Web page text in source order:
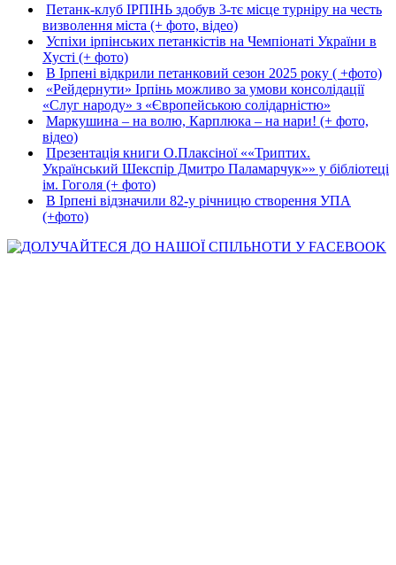
Петанк-клуб ІРПІНЬ здобув 3-тє місце турніру на честь
визволення міста (+ фото, відео)
Успіхи ірпінських петанкістів на Чемпіонаті України в
Хусті (+ фото)
В Ірпені відкрили петанковий сезон 2025 року ( +фото)
«Рейдернути» Ірпінь можливо за умови консолідації
«Слуг народу» з «Європейською солідарністю»
Маркушина – на волю, Карплюка – на нари! (+ фото,
відео)
Презентація книги О.Плаксіної ««Триптих.
Український Шекспір Дмитро Паламарчук»» у бібліотеці
ім. Гоголя (+ фото)
В Ірпені відзначили 82-у річницю створення УПА
(+фото)